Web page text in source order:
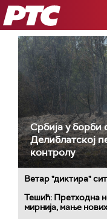
РТС
Србија у борби
Делиблатској
контролу
Ветар "диктира"
Тешић: Претходна
мирнија, мање